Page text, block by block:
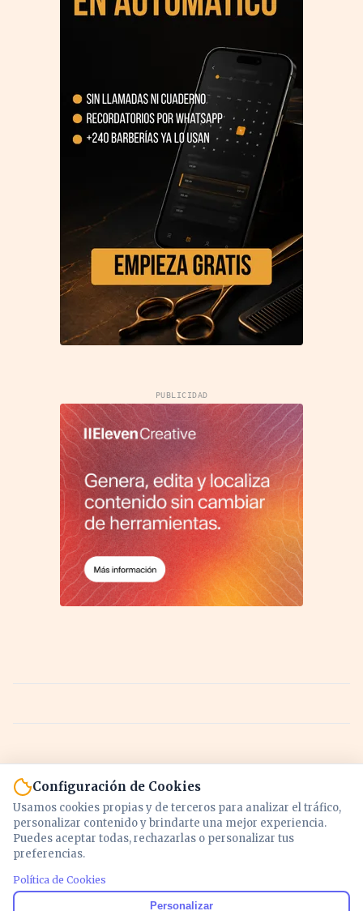
PUBLICIDAD
Noticias y análisis de economía, mercados,
Configuración de Cookies
Usamos cookies propias y de terceros para analizar el tráfico,
personalizar contenido y brindarte una mejor experiencia.
Puedes aceptar todas, rechazarlas o personalizar tus
preferencias.
Política de Cookies
Personalizar